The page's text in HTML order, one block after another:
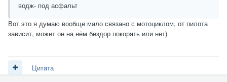
водж- под асфальт
Вот это я думаю вообще мало связано с мотоциклом, от пилота
зависит, может он на нём бездор покорять или нет)
Цитата